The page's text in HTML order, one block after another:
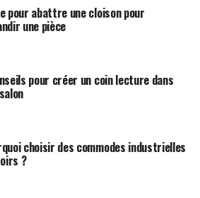
Murs
6.1 Galeries de Photos
des Plantes
Décoratifs
pour abattre une cloison pour
une pièce
pour créer un coin lecture dans
choisir des commodes industrielles
?